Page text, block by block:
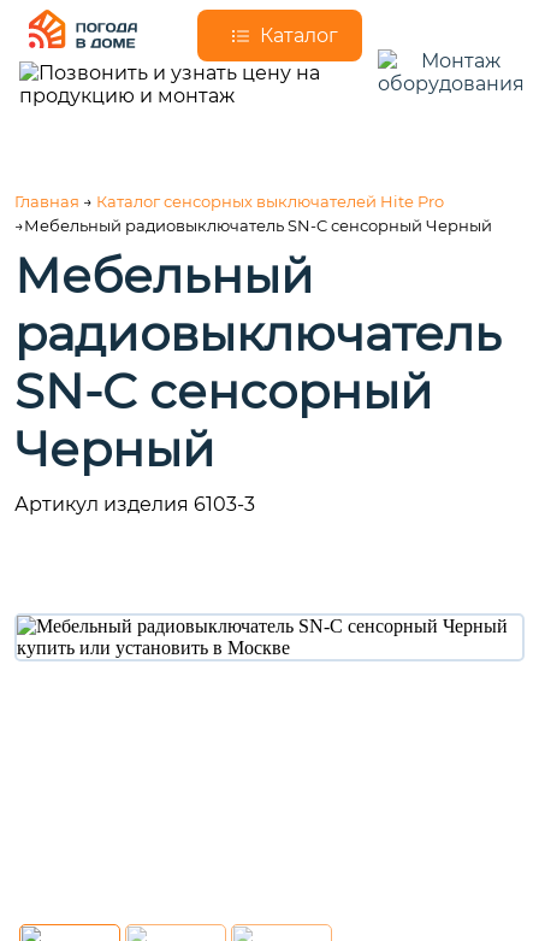
Каталог
Главная → Каталог сенсорных выключателей Hite Pro
→Мебельный радиовыключатель SN-C сенсорный Черный
Мебельный
радиовыключатель
SN-C сенсорный
Черный
Артикул изделия 6103-3